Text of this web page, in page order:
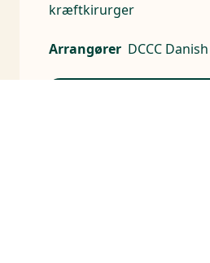
kræftkirurger
Arrangører